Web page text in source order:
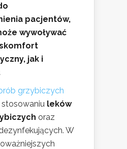
pacjentów,
wywoływać
jak i
grzybiczych
stosowaniu leków
oraz
W